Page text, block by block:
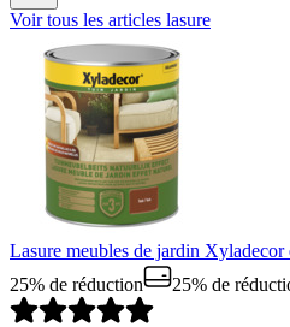
Voir tous les articles lasure
Lasure meubles de jardin
25% de réduction
25% de